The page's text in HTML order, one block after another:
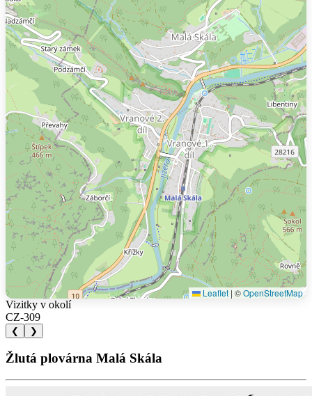
Leaflet | ©OpenStreetMap
Vizitky v okolí
CZ-309
❮ ❯
Žlutá plovárna Malá Skála